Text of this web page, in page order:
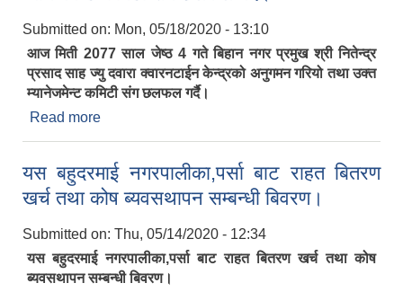
Submitted on: Mon, 05/18/2020 - 13:10
आज मिती 2077 साल जेष्ठ 4 गते बिहान नगर प्रमुख श्री नितेन्द्र
प्रसाद साह ज्यु दवारा क्वारनटाईन केन्द्रको अनुगमन गरियो तथा उक्त
म्यानेजमेन्ट कमिटी संग छलफल गर्दै।
Read more
यस बहुदरमाई नगरपालीका,पर्सा बाट राहत बितरण
खर्च तथा कोष ब्यवसथापन सम्बन्धी बिवरण।
Submitted on: Thu, 05/14/2020 - 12:34
यस बहुदरमाई नगरपालीका,पर्सा बाट राहत बितरण खर्च तथा कोष
ब्यवसथापन सम्बन्धी बिवरण।